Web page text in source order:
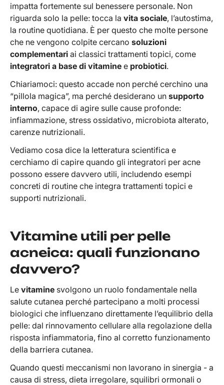
impatta fortemente sul benessere personale. Non
riguarda solo la pelle: tocca la vita sociale, l’autostima,
la routine quotidiana. È per questo che molte persone
che ne vengono colpite cercano soluzioni
complementari ai classici trattamenti topici, come
integratori a base di vitamine e probiotici.
Chiariamoci: questo accade non perché cerchino una
“pillola magica”, ma perché desiderano un supporto
interno, capace di agire sulle cause profonde:
infiammazione, stress ossidativo, microbiota alterato,
carenze nutrizionali.
Vediamo cosa dice la letteratura scientifica e
cerchiamo di capire quando gli integratori per acne
possono essere davvero utili, includendo esempi
concreti di routine che integra trattamenti topici e
supporti nutrizionali.
Vitamine utili per pelle
acneica: quali funzionano
davvero?
Le vitamine svolgono un ruolo fondamentale nella
salute cutanea perché partecipano a molti processi
biologici che influenzano direttamente l’equilibrio della
pelle: dal rinnovamento cellulare alla regolazione della
risposta infiammatoria, fino al corretto funzionamento
della barriera cutanea.
Quando questi meccanismi non lavorano in sinergia - a
causa di stress, dieta irregolare, squilibri ormonali o